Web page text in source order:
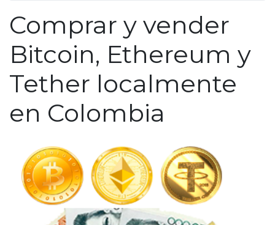
Comprar y vender
Bitcoin, Ethereum y
Tether localmente
en Colombia